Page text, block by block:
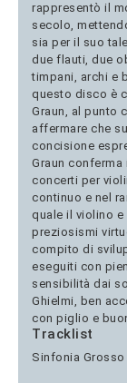
rappresentò il
secolo,
sia per il suo
due flauti, due
timpani, archi e
questo disco è
Graun, al punto
affermare che
concisione
Graun
concerti per
continuo e nel
quale il violino
preziosismi
compito di
eseguiti con
sensibilità dai
Ghielmi, ben
con piglio e
Tracklist
Sinfonia